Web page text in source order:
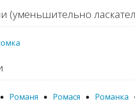
(уменьшительно
Романя Ромася Романка